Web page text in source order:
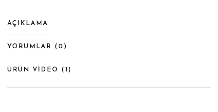
AÇIKLAMA
YORUMLAR ( 0 )
ÜRÜN VİDEO ( 1 )